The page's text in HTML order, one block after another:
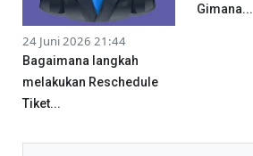
24 Juni 2026 21:44
Bagaimana langkah
melakukan Reschedule
Tiket...
Gimana...